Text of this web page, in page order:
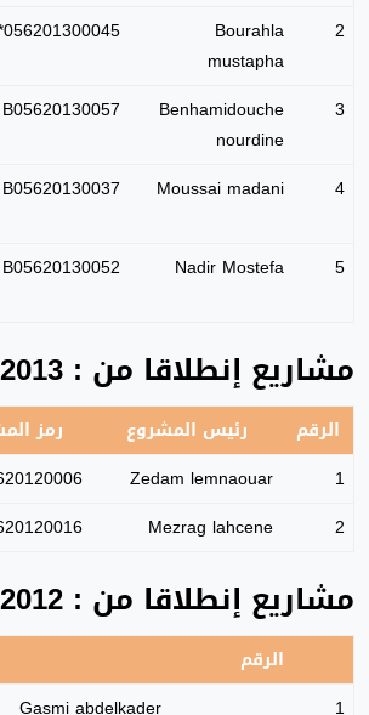
2
Bourahla
mustapha
3
Benhamidouche
nourdine
B05620130057
4
Moussai madani
B05620130037
5
Nadir Mostefa
B05620130052
مشاريع إنطلاقا من : 01/01/2013
الرقم رئيس المشروع رمز
1
Zedam lemnaouar
2
Mezrag lahcene
مشاريع إنطلاقا من : 01/01/2012
الرقم
1
Gasmi abdelkader